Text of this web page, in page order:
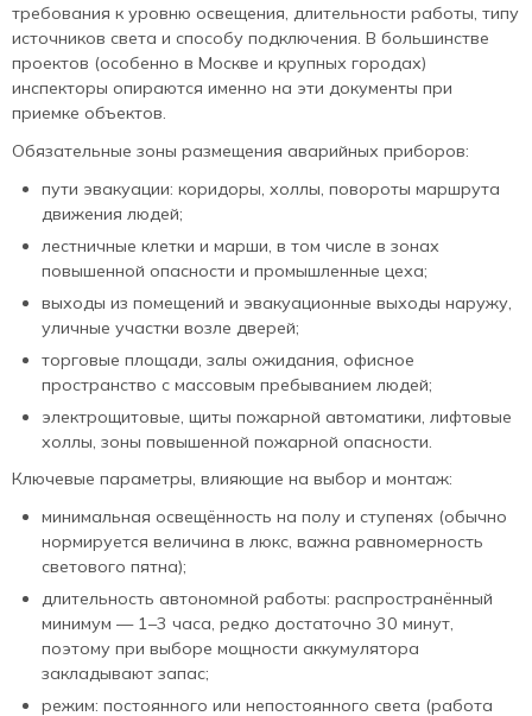
требования к уровню освещения, длительности работы, типу
источников света и способу подключения. В большинстве
проектов (особенно в Москве и крупных городах)
инспекторы опираются именно на эти документы при
приемке объектов.
Обязательные зоны размещения аварийных приборов:
пути эвакуации: коридоры, холлы, повороты маршрута
движения людей;
лестничные клетки и марши, в том числе в зонах
повышенной опасности и промышленные цеха;
выходы из помещений и эвакуационные выходы наружу,
уличные участки возле дверей;
торговые площади, залы ожидания, офисное
пространство с массовым пребыванием людей;
электрощитовые, щиты пожарной автоматики, лифтовые
холлы, зоны повышенной пожарной опасности.
Ключевые параметры, влияющие на выбор и монтаж:
минимальная освещённость на полу и ступенях (обычно
нормируется величина в люкс, важна равномерность
светового пятна);
длительность автономной работы: распространённый
минимум — 1–3 часа, редко достаточно 30 минут,
поэтому при выборе мощности аккумулятора
закладывают запас;
режим: постоянного или непостоянного света (работа